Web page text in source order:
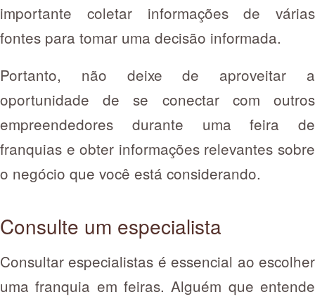
importante coletar informações de várias
fontes para tomar uma decisão informada.
Portanto, não deixe de aproveitar a
oportunidade de se conectar com outros
empreendedores durante uma feira de
franquias e obter informações relevantes sobre
o negócio que você está considerando.
Consulte um especialista
Consultar especialistas é essencial ao escolher
uma franquia em feiras. Alguém que entende